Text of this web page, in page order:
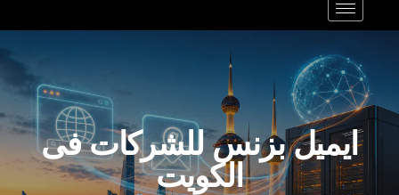
ايميل بزنس للشركات فى
الكويت